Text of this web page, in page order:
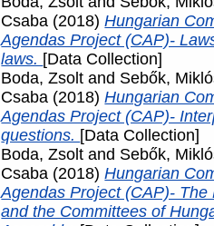
Csaba (2018)Hungarian
Agendas Project (CAP)-
laws. [Data Collection]
Boda, Zsolt and Sebők,
Csaba (2018)Hungarian
Agendas Project (CAP)-
questions. [Data Collection]
Boda, Zsolt and Sebők,
Csaba (2018)Hungarian
Agendas Project (CAP)- The
and the Committees of